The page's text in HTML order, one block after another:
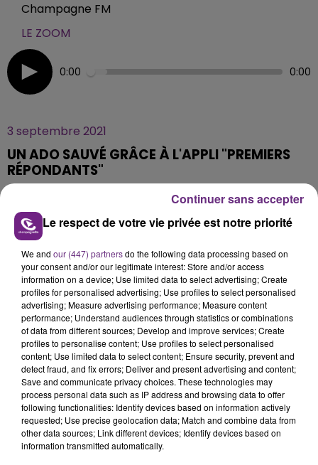
Champagne FM
LE ZOOM
0:00 0:00
3 septembre 2021
UN ADO SAUVÉ GRÂCE À L'APPLI "PREMIERS
RÉPONDANTS"
Sauver des vies, c’est son métier.
Mais c’est en dehors de ses heures de garde que
Julien, pompier professionnel à Reims, a sauvé la vie
d’un adolescent de 15 ans, la semaine passée à
Cormicy dans la Marne.
TITRES DIFFUSÉS
Le respect de votre vie privée est notre priorité
We and our (447) partnersdo the following data processing based on
your consent and/or our legitimate interest: Store and/or access
information on a device; Use limited data to select advertising; Create
profiles for personalised advertising; Use profiles to select personalised
advertising; Measure advertising performance; Measure content
performance; Understand audiences through statistics or combinations
of data from different sources; Develop and improve services; Create
profiles to personalise content; Use profiles to select personalised
content; Use limited data to select content; Ensure security, prevent and
detect fraud, and fix errors; Deliver and present advertising and content;
Save and communicate privacy choices. These technologies may
process personal data such as IP address and browsing data to offer
following functionalities: Identify devices based on information actively
requested; Use precise geolocation data; Match and combine data from
other data sources; Link different devices; Identify devices based on
information transmitted automatically.
Continuer sans accepter